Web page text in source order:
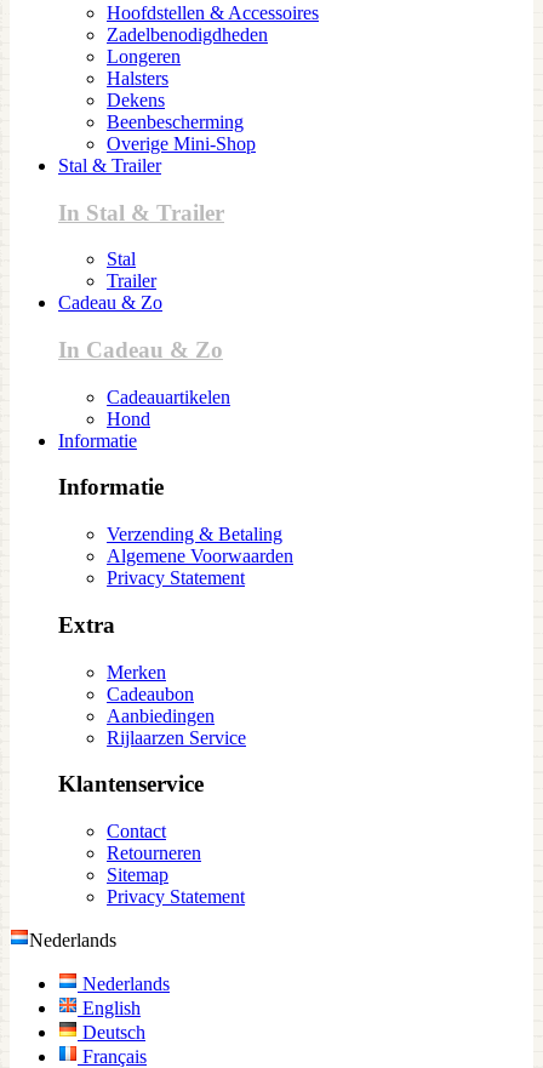
Hoofdstellen & Accessoires
Zadelbenodigdheden
Longeren
Halsters
Dekens
Beenbescherming
Overige Mini-Shop
Stal & Trailer
In Stal & Trailer
Stal
Trailer
Cadeau & Zo
In Cadeau & Zo
Cadeauartikelen
Hond
Informatie
Informatie
Verzending & Betaling
Algemene Voorwaarden
Privacy Statement
Extra
Merken
Cadeaubon
Aanbiedingen
Rijlaarzen Service
Klantenservice
Contact
Retourneren
Sitemap
Privacy Statement
Nederlands
Nederlands
English
Deutsch
Français